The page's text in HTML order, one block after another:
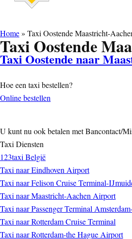
Home» Taxi Oostende Maastricht-
Taxi Oostende
Taxi Oostende naar
Hoe een taxi bestellen?
Online bestellen
U kunt nu ook betalen met Bancontact/
Taxi Diensten
123taxi België
Taxi naar Eindhoven Airport
Taxi naar Felison Cruise Terminal-
Taxi naar Maastricht-Aachen Airport
Taxi naar Passenger Terminal
Taxi naar Rotterdam Cruise Terminal
Taxi naar Rotterdam-the Hague Airport